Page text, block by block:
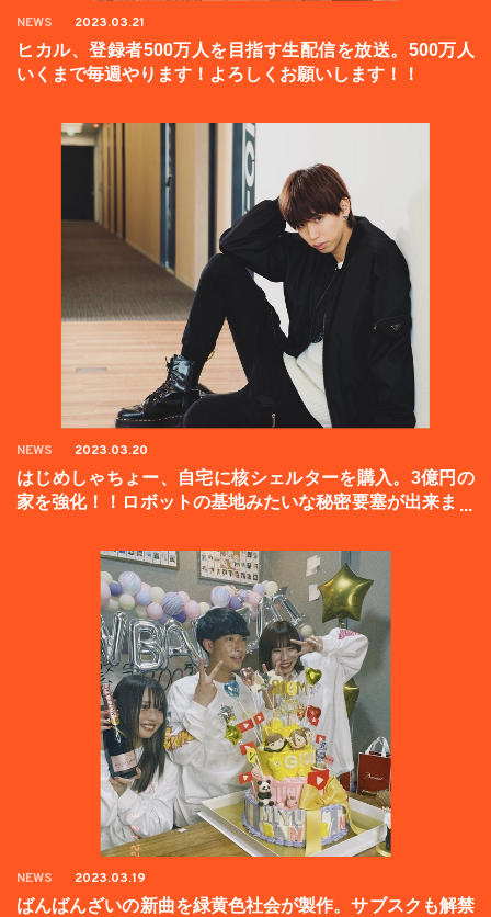
NEWS 2023.03.21
ヒカル、登録者500万人を目指す生配信を放送。500万人
いくまで毎週やります！よろしくお願いします！！
NEWS 2023.03.20
はじめしゃちょー、自宅に核シェルターを購入。3億円の
家を強化！！ロボットの基地みたいな秘密要塞が出来まし
NEWS 2023.03.19
ばんばんざいの新曲を緑黄色社会が製作。サブスクも解禁